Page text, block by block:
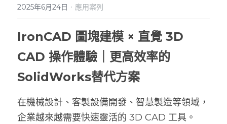
IRONCAD COMPOSE
IronCAD序號授權方式
IronCAD客戶成功案例
IronCAD免費試用下載
IronCAD系統需求說明
ENCY for IronCAD
ENCY CAM 2.5D 銑削
ENCY CAM 3軸銑削
ENCY CAM 4軸銑削
ENCY CAM 5軸銑削
IronCAD 基礎課程教學
IronCAD Draft 入門體驗教學
IronCAD 常見問題全解
ENCY 專業課程與教材
IronCAD 2025 台灣用戶大會報名
IronCAD 2024 台灣用戶大會報名
2025年6月24日 · 應用案列
IronCAD 圖塊建模 × 直覺 3D
CAD 操作體驗｜更高效率的
SolidWorks替代方案
在機械設計、客製設備開發、智慧製造等領域，
企業越來越需要快速靈活的 3D CAD 工具。